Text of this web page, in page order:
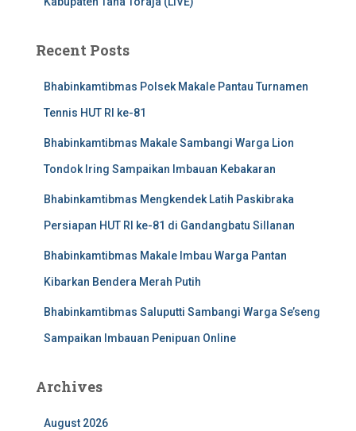
Recent Posts
Bhabinkamtibmas Polsek Makale Pantau Turnamen
Tennis HUT RI ke-81
Bhabinkamtibmas Makale Sambangi Warga Lion
Tondok Iring Sampaikan Imbauan Kebakaran
Bhabinkamtibmas Mengkendek Latih Paskibraka
Persiapan HUT RI ke-81 di Gandangbatu Sillanan
Bhabinkamtibmas Makale Imbau Warga Pantan
Kibarkan Bendera Merah Putih
Bhabinkamtibmas Saluputti Sambangi Warga Se’seng
Sampaikan Imbauan Penipuan Online
Archives
August 2026